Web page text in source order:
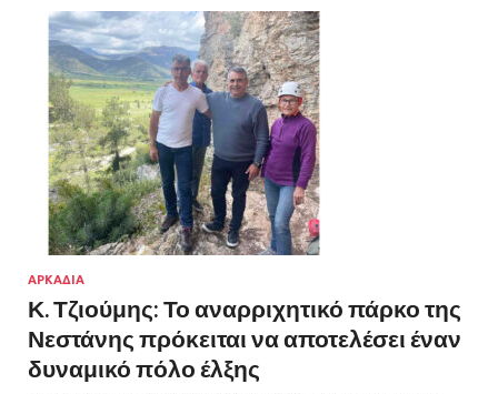
ΑΡΚΑΔΙΑ
Κ. Τζιούμης: Το αναρριχητικό πάρκο της
Νεστάνης πρόκειται να αποτελέσει έναν
δυναμικό πόλο έλξης